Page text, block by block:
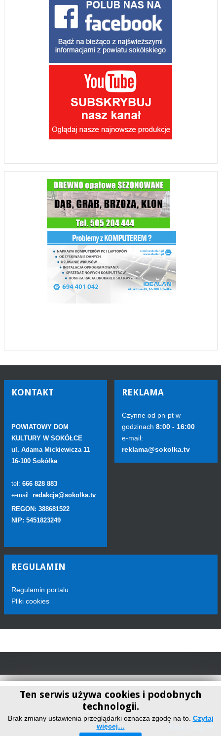
KONTAKT
POWIATOWY DOM
KULTURY W SOKÓŁCE
ul. Adama Mickiewicza 11
16-100 Sokółka
tel: 666 828 883
e-mail: redakcja@sokolka.tv
REGON: 388681522
NIP: 5451823249
REKLAMA
Czynne od pn-pt w
godzinach 8:00 - 16:00
e-mail:
reklama@sokolka.tv
REGULAMIN
Regulamin portalu
Pliki cookies
Ten serwis używa cookies i podobnych
technologii.
Brak zmiany ustawienia przeglądarki oznacza zgodę na to. Czytaj
więcej…
Telewizja Sokółka